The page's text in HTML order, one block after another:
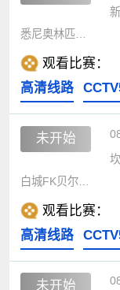
悉尼奥林匹克U20
观看比赛：
高清线路
未开始
白城FK贝尔格莱后备队
观看比赛：
高清线路
未开始